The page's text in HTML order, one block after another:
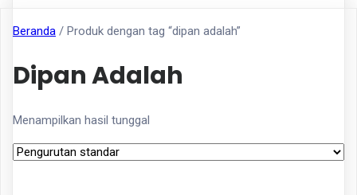
Beranda / Produk dengan tag “dipan adalah”
Dipan Adalah
Menampilkan hasil tunggal